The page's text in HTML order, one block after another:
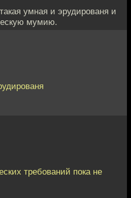
умная и эрудированя и
мумию.
требований пока не